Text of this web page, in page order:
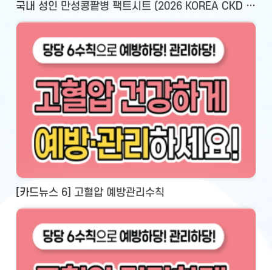
국내 성인 만성콩팥병 팩트시트 (2026 KOREA CKD FACT SHEET)
[카드뉴스 6] 고혈압 예방관리수칙